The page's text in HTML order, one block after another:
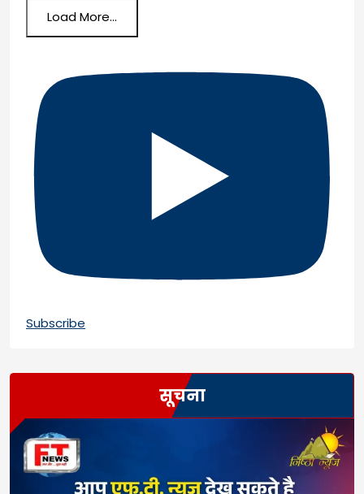
Load More...
Subscribe
सूचना